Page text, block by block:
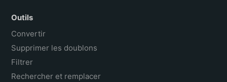
Outils
Convertir
Supprimer les doublons
Filtrer
Rechercher et remplacer